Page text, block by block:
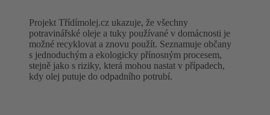
Projekt Třídímolej.cz ukazuje, že všechny
potravinářské oleje a tuky používané v domácnosti je
možné recyklovat a znovu použít. Seznamuje občany
s jednoduchým a ekologicky přínosným procesem,
stejně jako s riziky, která mohou nastat v případech,
kdy olej putuje do odpadního potrubí.